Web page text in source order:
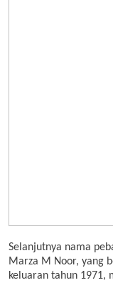
Selanjutnya nama
Marza M Noor, yang
keluaran tahun 1971,